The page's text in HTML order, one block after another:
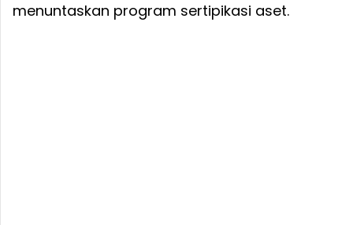
menuntaskan program sertipikasi aset.